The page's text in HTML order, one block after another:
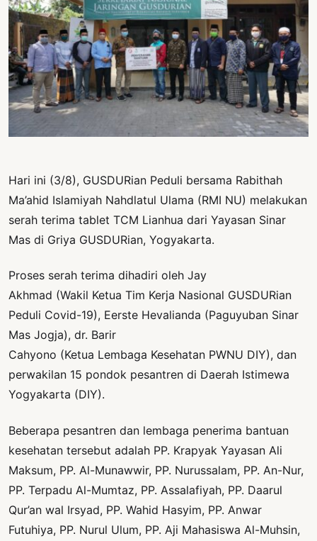
Hari ini (3/8), GUSDURian Peduli bersama Rabithah
Ma’ahid Islamiyah Nahdlatul Ulama (RMI NU) melakukan
serah terima tablet TCM Lianhua dari Yayasan Sinar
Mas di Griya GUSDURian, Yogyakarta.
Proses serah terima dihadiri oleh Jay
Akhmad (Wakil Ketua Tim Kerja Nasional GUSDURian
Peduli Covid-19), Eerste Hevalianda (Paguyuban Sinar
Mas Jogja), dr. Barir
Cahyono (Ketua Lembaga Kesehatan PWNU DIY), dan
perwakilan 15 pondok pesantren di Daerah Istimewa
Yogyakarta (DIY).
Beberapa pesantren dan lembaga penerima bantuan
kesehatan tersebut adalah PP. Krapyak Yayasan Ali
Maksum, PP. Al-Munawwir, PP. Nurussalam, PP. An-Nur,
PP. Terpadu Al-Mumtaz, PP. Assalafiyah, PP. Daarul
Qur’an wal Irsyad, PP. Wahid Hasyim, PP. Anwar
Futuhiya, PP. Nurul Ulum, PP. Aji Mahasiswa Al-Muhsin,